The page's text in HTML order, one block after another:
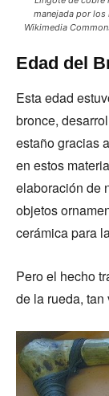
manejada por los
Wikimedia
Edad del
Esta edad
bronce,
estaño gracias
en estos
elaboración de
objetos
cerámica para
Pero el hecho
de la rueda,